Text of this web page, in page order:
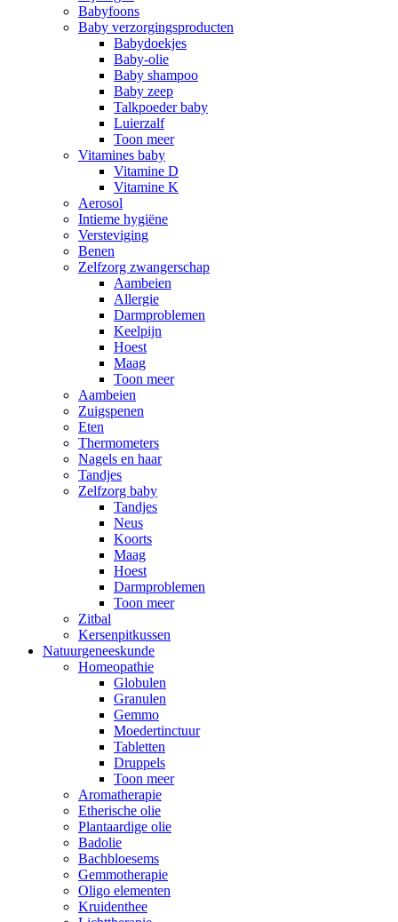
Babyfoons
Baby verzorgingsproducten
Babydoekjes
Baby-olie
Baby shampoo
Baby zeep
Talkpoeder baby
Luierzalf
Toon meer
Vitamines baby
Vitamine D
Vitamine K
Aerosol
Intieme hygiëne
Versteviging
Benen
Zelfzorg zwangerschap
Aambeien
Allergie
Darmproblemen
Keelpijn
Hoest
Maag
Toon meer
Aambeien
Zuigspenen
Eten
Thermometers
Nagels en haar
Tandjes
Zelfzorg baby
Tandjes
Neus
Koorts
Maag
Hoest
Darmproblemen
Toon meer
Zitbal
Kersenpitkussen
Natuurgeneeskunde
Homeopathie
Globulen
Granulen
Gemmo
Moedertinctuur
Tabletten
Druppels
Toon meer
Aromatherapie
Etherische olie
Plantaardige olie
Badolie
Bachbloesems
Gemmotherapie
Oligo elementen
Kruidenthee